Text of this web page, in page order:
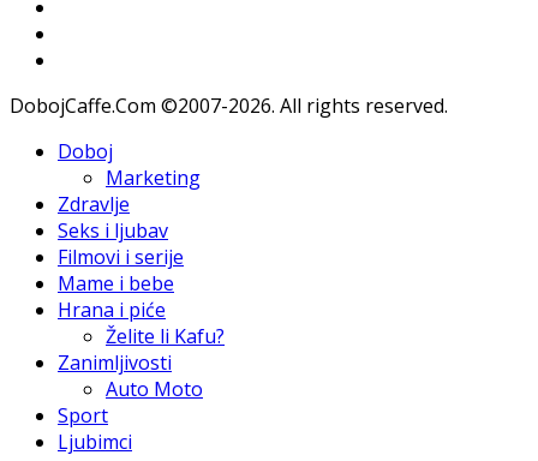
DobojCaffe.Com ©2007-2026. All rights reserved.
Doboj
Marketing
Zdravlje
Seks i ljubav
Filmovi i serije
Mame i bebe
Hrana i piće
Želite li Kafu?
Zanimljivosti
Auto Moto
Sport
Ljubimci